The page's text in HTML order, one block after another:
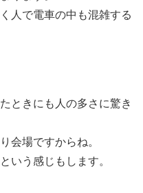
人で電車の中も混雑する
ときにも人の多さに驚き
会場ですからね。
いう感じもします。